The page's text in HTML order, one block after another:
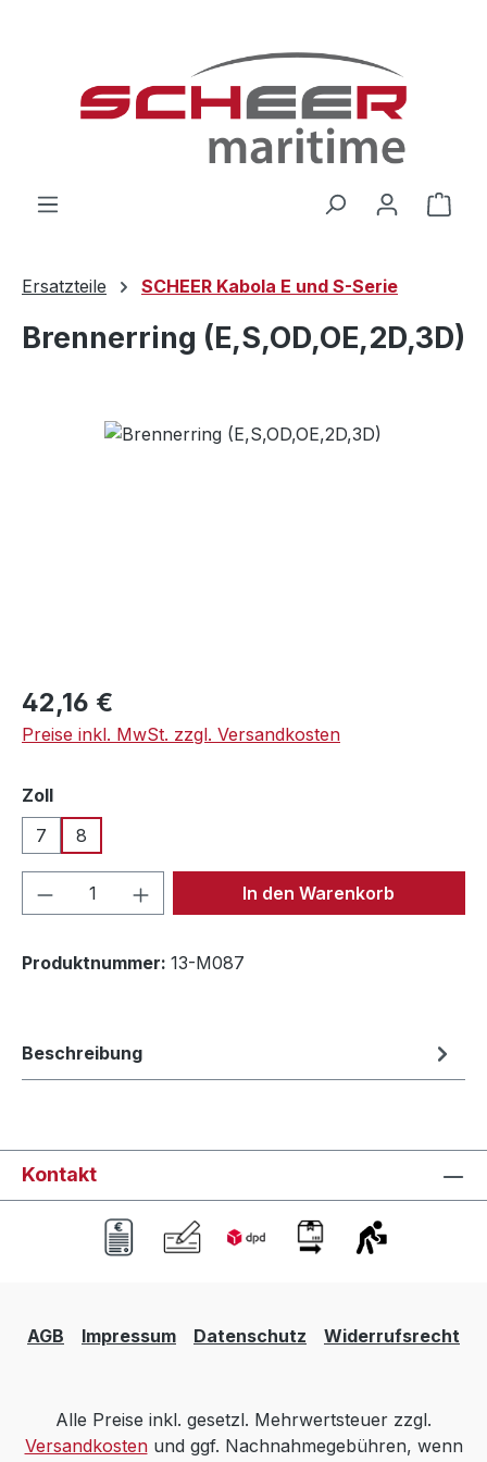
Ersatzteile SCHEER Kabola E und S-Serie
Brennerring (E,S,OD,OE,2D,3D)
Bildergalerie überspringen
Regulärer Preis:
42,16 €
Preise inkl. MwSt. zzgl. Versandkosten
Zollauswählen
7
8
Produkt Anzahl: Gib denIn den Warenkorb
Produktnummer: 13-M087
Beschreibung
Kontakt
AGB Impressum Datenschutz Widerrufsrecht
Alle Preise inkl. gesetzl. Mehrwertsteuer zzgl.
Versandkostenund ggf. Nachnahmegebühren, wenn